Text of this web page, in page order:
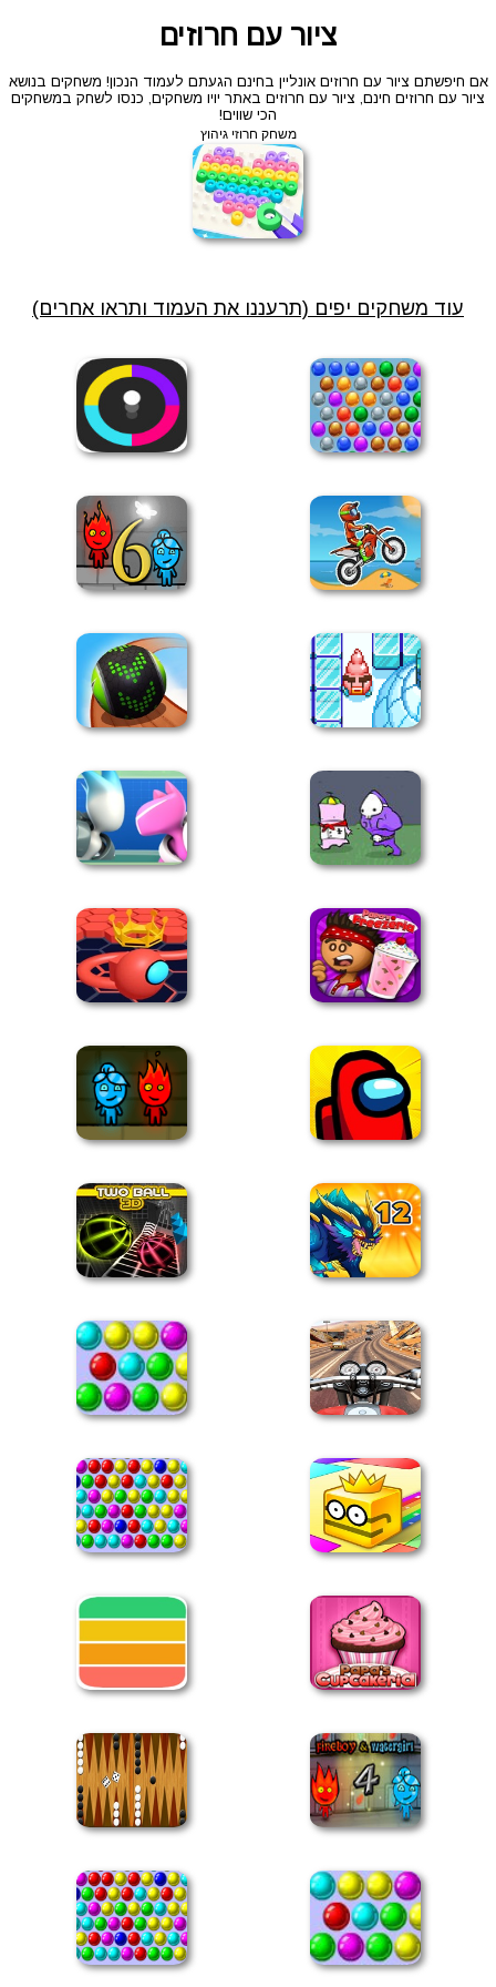
ציור עם חרוזים
אם חיפשתם ציור עם חרוזים אונליין בחינם הגעתם לעמוד הנכון! משחקים בנושא
ציור עם חרוזים חינם, ציור עם חרוזים באתר יויו משחקים, כנסו לשחק במשחקים
הכי שווים!
משחק חרוזי גיהוץ
עוד משחקים יפים (תרעננו את העמוד ותראו אחרים)